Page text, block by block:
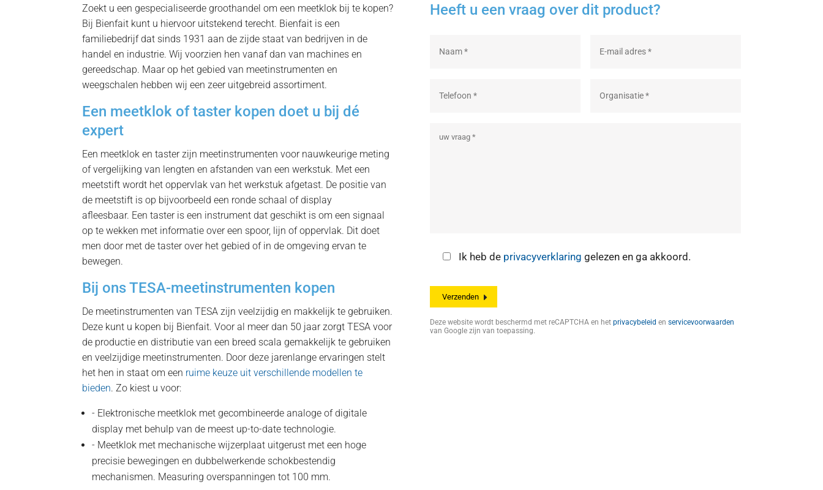
Zoekt u een gespecialiseerde groothandel om een meetklok bij te kopen?
Bij Bienfait kunt u hiervoor uitstekend terecht. Bienfait is een
familiebedrijf dat sinds 1931 aan de zijde staat van bedrijven in de
handel en industrie. Wij voorzien hen vanaf dan van machines en
gereedschap. Maar op het gebied van meetinstrumenten en
weegschalen hebben wij een zeer uitgebreid assortiment.
Een meetklok of taster kopen doet u bij dé
expert
Een meetklok en taster zijn meetinstrumenten voor nauwkeurige meting
of vergelijking van lengten en afstanden van een werkstuk. Met een
meetstift wordt het oppervlak van het werkstuk afgetast. De positie van
de meetstift is op bijvoorbeeld een ronde schaal of display
afleesbaar. Een taster is een instrument dat geschikt is om een signaal
op te wekken met informatie over een spoor, lijn of oppervlak. Dit doet
men door met de taster over het gebied of in de omgeving ervan te
bewegen.
Bij ons TESA-meetinstrumenten kopen
De meetinstrumenten van TESA zijn veelzijdig en makkelijk te gebruiken.
Deze kunt u kopen bij Bienfait. Voor al meer dan 50 jaar zorgt TESA voor
de productie en distributie van een breed scala gemakkelijk te gebruiken
en veelzijdige meetinstrumenten. Door deze jarenlange ervaringen stelt
het hen in staat om een ruime keuze uit verschillende modellen te
bieden. Zo kiest u voor:
- Elektronische meetklok met gecombineerde analoge of digitale
display met behulp van de meest up-to-date technologie.
- Meetklok met mechanische wijzerplaat uitgerust met een hoge
precisie bewegingen en dubbelwerkende schokbestendig
mechanismen. Measuring overspanningen tot 100 mm.
Heeft u een vraag over dit product?
Ik heb de privacyverklaring gelezen en ga akkoord.
Deze website wordt beschermd met reCAPTCHA en het privacybeleid en servicevoorwaarden
van Google zijn van toepassing.